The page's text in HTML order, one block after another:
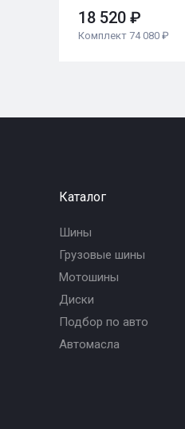
18 520 ₽
Комплект 74 080 ₽
Каталог
Шины
Грузовые шины
Мотошины
Диски
Подбор по авто
Автомасла